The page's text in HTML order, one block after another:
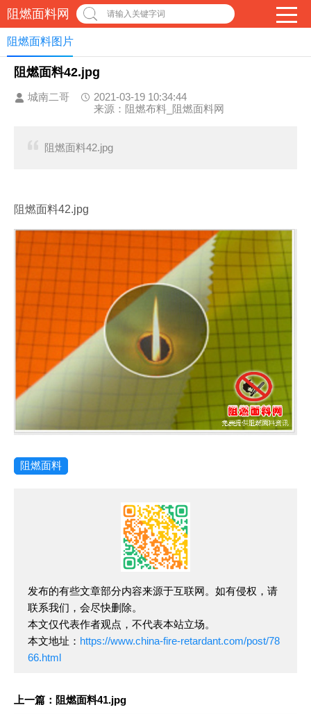
阻燃面料网 请输入关键字词
阻燃面料图片
阻燃面料42.jpg
城南二哥
2021-03-19 10:34:44
来源：阻燃布料_阻燃面料网
阻燃面料42.jpg
阻燃面料42.jpg
阻燃面料
发布的有些文章部分内容来源于互联网。如有侵权，请
联系我们，会尽快删除。
本文仅代表作者观点，不代表本站立场。
本文地址： https://www.china-fire-retardant.com/post/78
66.html
上一篇：阻燃面料41.jpg